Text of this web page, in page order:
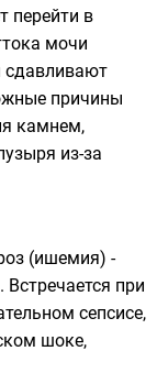
перейти в
мочи
сдавливают
причины
камнем,
из-за
(ишемия) -
при
сепсисе,
шоке,